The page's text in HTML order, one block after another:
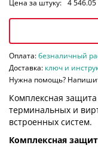
Цена за штуку: 4 546.05
Оплата:безналичный
Доставка: ключ и
Нужна помощь?
Комплексная
терминальных и
встроенных систем.
Комплексная